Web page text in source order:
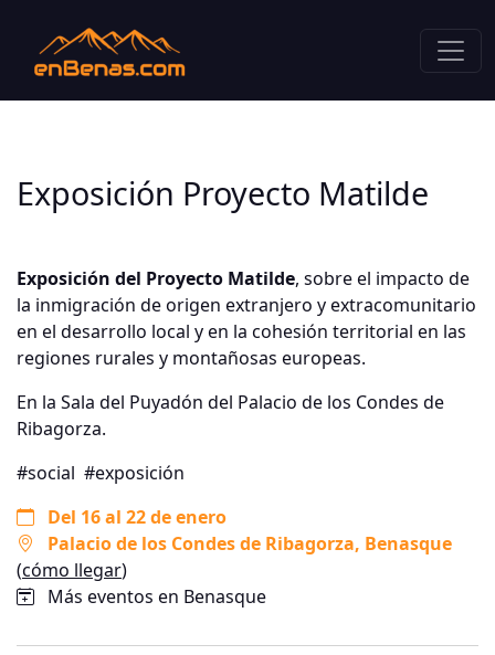
Exposición Proyecto Matilde
Exposición del Proyecto Matilde, sobre el impacto de
la inmigración de origen extranjero y extracomunitario
en el desarrollo local y en la cohesión territorial en las
regiones rurales y montañosas europeas.
En la Sala del Puyadón del Palacio de los Condes de
Ribagorza.
#social #exposición
Del 16 al 22 de enero
Palacio de los Condes de Ribagorza, Benasque
(cómo llegar)
Más eventos en Benasque